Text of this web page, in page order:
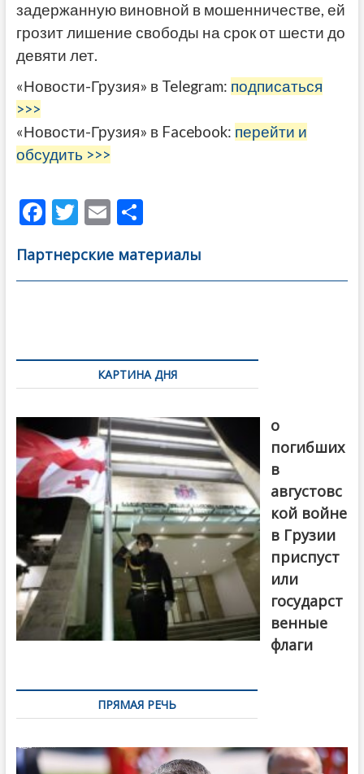
задержанную виновной в мошенничестве, ей
грозит лишение свободы на срок от шести до
девяти лет.
«Новости-Грузия» в Telegram: подписаться
>>>
«Новости-Грузия» в Facebook: перейти и
обсудить >>>
F
e
b
k
T
itt
er
E
ai
l
О
р
а
ть
Партнерские материалы
по
записямКАРТИНА ДНЯ
о
погибших
в
августовс
кой войне
в Грузии
приспуст
или
государст
венные
флаги
ПРЯМАЯ РЕЧЬ